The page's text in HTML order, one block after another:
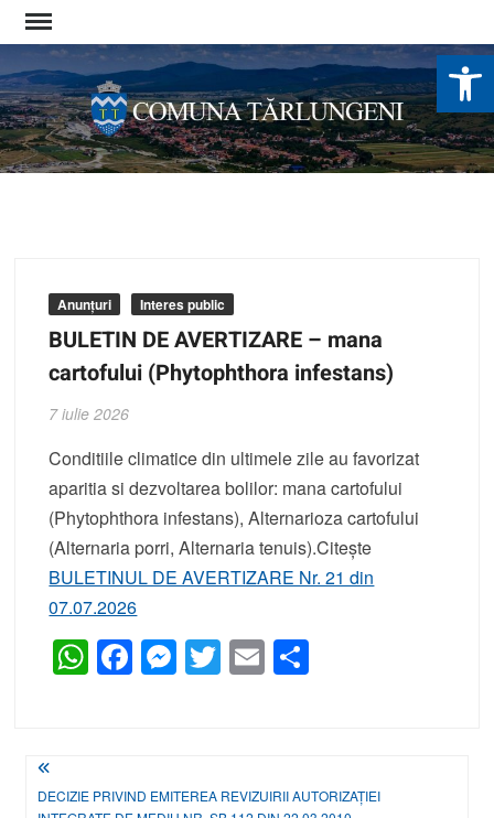
Skip
to
content
Anunțuri Interes public
BULETIN DE AVERTIZARE – mana
cartofului (Phytophthora infestans)
7 iulie 2026
Conditiile climatice din ultimele zile au favorizat
aparitia si dezvoltarea bolilor: mana cartofului
(Phytophthora infestans), Alternarioza cartofului
(Alternaria porri, Alternaria tenuis).Citește
BULETINUL DE AVERTIZARE Nr. 21 din
07.07.2026
W
A
F
b
M
n
T E
a
Navigare
DECIZIE PRIVIND EMITEREA REVIZUIRII AUTORIZAȚIEI